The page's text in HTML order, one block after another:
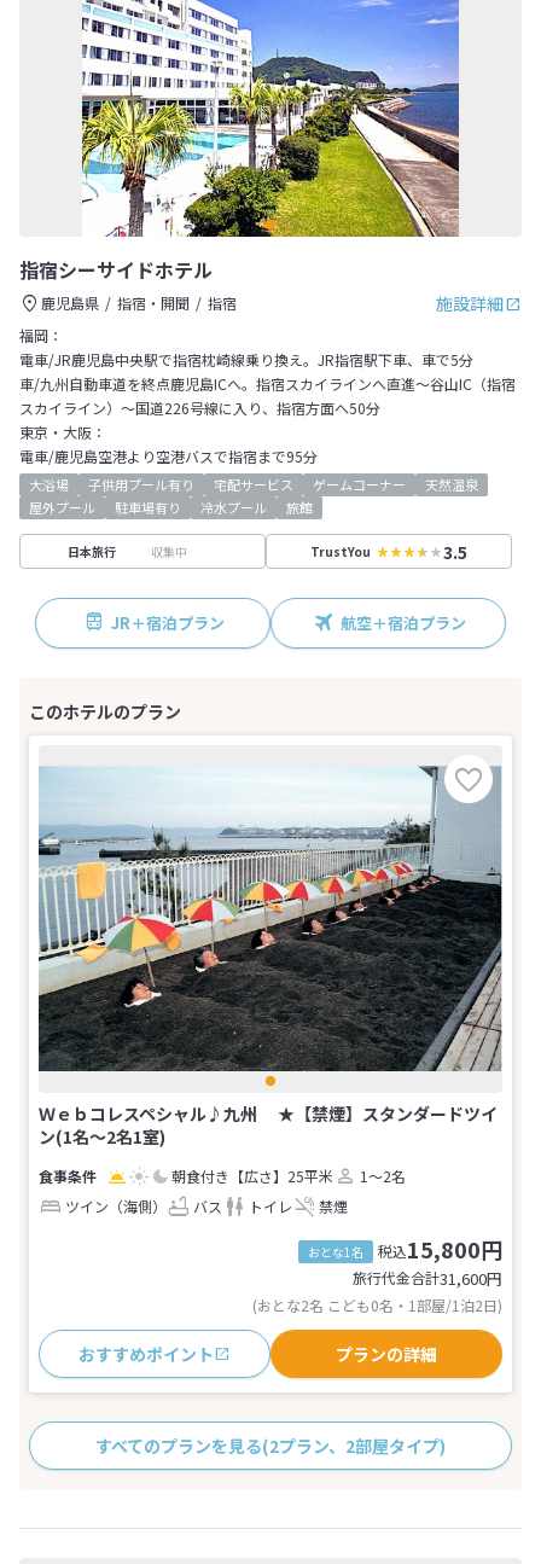
指宿シーサイドホテル
施設詳細
鹿児島県 指宿・開聞
指宿
福岡：
電車/JR鹿児島中央駅で指宿枕崎線乗り換え。JR指宿駅下車、車で5分
車/九州自動車道を終点鹿児島ICへ。指宿スカイラインへ直進～谷山IC（指宿
スカイライン）～国道226号線に入り、指宿方面へ50分
東京・大阪：
電車/鹿児島空港より空港バスで指宿まで95分
大浴場 子供用プール有り 宅配サービス ゲームコーナー
天然温泉
屋外プール
駐車場有り 冷水プール 旅館
日本旅行 収集中 TrustYou 3.5
JR＋宿泊プラン 航空＋宿泊プラン
Ｗｅｂコレスペシャル♪九州 ★【禁煙】スタンダードツイ
ン(1名～2名1室)
朝食付き 【広さ】25平米
1～2名
ツイン（海側）
バス トイレ 禁煙
おとな1名 税込15,800円
旅行代金合計31,600円
(おとな2名 こども0名・1部屋/1泊2日)
おすすめポイント プランの詳細
すべてのプランを見る(2プラン、2部屋タイプ)